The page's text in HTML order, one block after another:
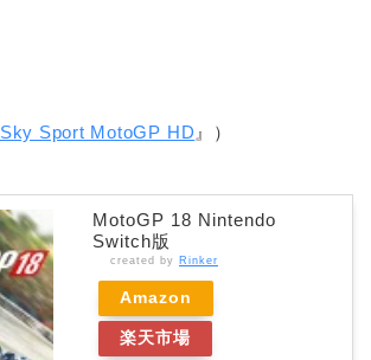
Sky Sport MotoGP HD 』）
MotoGP 18 Nintendo
Switch版
created by Rinker
Amazon
楽天市場